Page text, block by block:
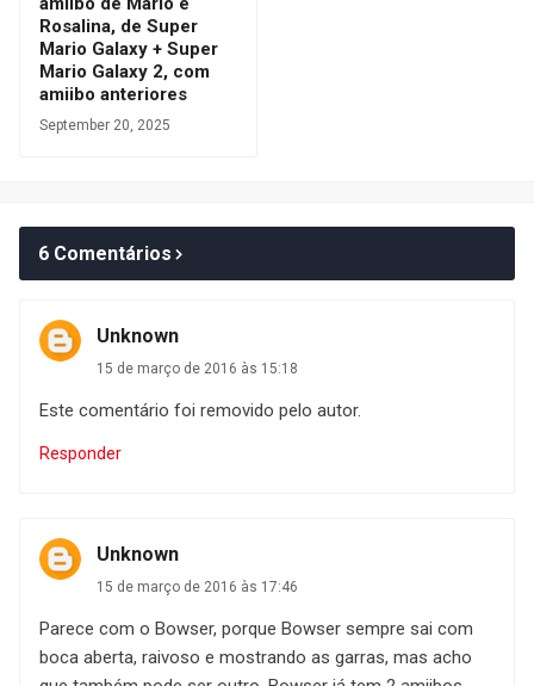
Rosalina, de Super
Mario Galaxy + Super
Mario Galaxy 2, com
amiibo anteriores
September 20, 2025
6 Comentários
Unknown
15 de março de 2016 às 15:18
Este comentário foi removido pelo autor.
Responder
Unknown
15 de março de 2016 às 17:46
Parece com o Bowser, porque Bowser sempre sai com
boca aberta, raivoso e mostrando as garras, mas acho